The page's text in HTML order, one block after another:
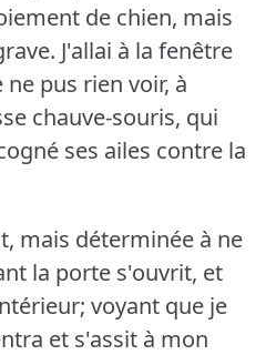
de chien, mais
J'allai à la fenêtre
pus rien voir, à
chauve-souris, qui
ses ailes contre la
mais déterminée à ne
la porte s'ouvrit, et
voyant que je
et s'assit à mon